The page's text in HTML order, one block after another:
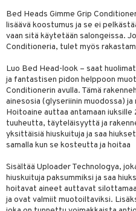
Bed Heads Gimme Grip
lisäävä koostumus ja se ei
vaan sitä käytetään salongeissa.
Conditioneria, tulet myös
Luo Bed Head-look – saat
ja fantastisen pidon helppoon
Conditionerin avulla. Tämä
ainesosia (glyseriinin muodossa)
Hoitoaine auttaa antamaan iuksille
tuuheutta, täyteläisyyttä ja
yksittäisiä hiuskuituja ja saa
samalla kun se kosteutta ja hoitaa
Sisältää Uploader Technologya,
hiuskuituja paksummiksi ja saa
hoitavat aineet auttavat
ja ovat valmiit muotoiltaviksi.
poisto
hoito
iho
iho
iho
iho
Päivävoide
hoito
tarvikkeet
/ Kajaali
de cologne
de parfum
&
Lapset
Set
tuotteet
hoito
poisto
hoito
tuotteet
shave balm
shave lotion
de cologne
de toilette
tuotteet